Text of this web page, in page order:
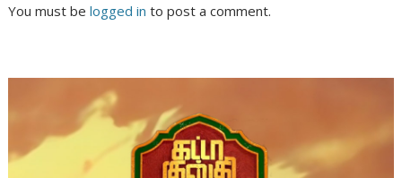
You must belogged in to post a comment.